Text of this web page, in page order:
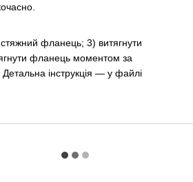
фланець; 3) витягнути
фланець моментом за
інструкція — у файлі